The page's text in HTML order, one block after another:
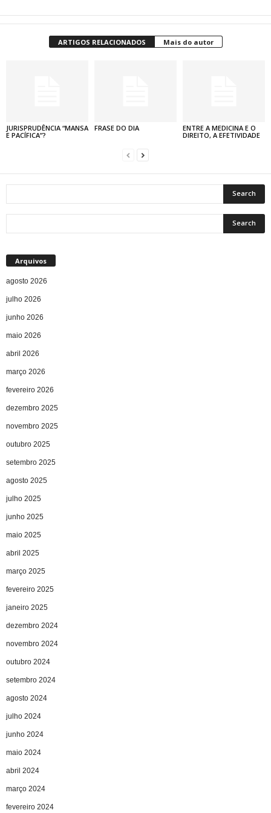
ARTIGOS RELACIONADOS Mais do autor
JURISPRUDÊNCIA “MANSA
E PACÍFICA”?
FRASE DO DIA
ENTRE A MEDICINA E O
DIREITO, A EFETIVIDADE
Arquivos
agosto 2026
julho 2026
junho 2026
maio 2026
abril 2026
março 2026
fevereiro 2026
dezembro 2025
novembro 2025
outubro 2025
setembro 2025
agosto 2025
julho 2025
junho 2025
maio 2025
abril 2025
março 2025
fevereiro 2025
janeiro 2025
dezembro 2024
novembro 2024
outubro 2024
setembro 2024
agosto 2024
julho 2024
junho 2024
maio 2024
abril 2024
março 2024
fevereiro 2024